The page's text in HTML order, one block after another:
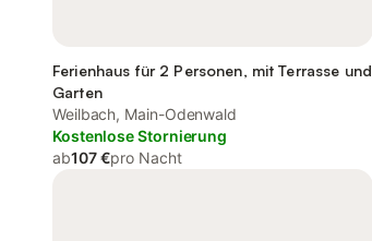
Ferienhaus für 2 Personen, mit Terrasse und
Garten
Weilbach, Main-Odenwald
Kostenlose Stornierung
ab107 €pro Nacht